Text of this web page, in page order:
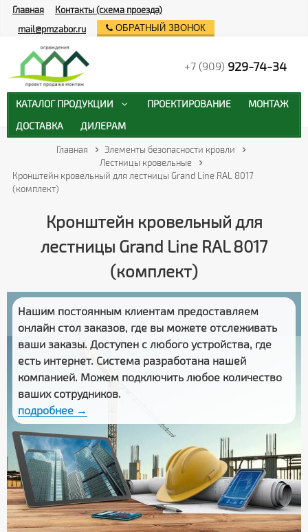
Главная
Элементы безопасности кровли
Лестницы кровельные
Кронштейн кровельный для лестницы Grand Line RAL 8017
(комплект)
Кронштейн кровельный для
лестницы Grand Line RAL 8017
(комплект)
Нашим постоянным клиентам предоставляем
онлайн стол заказов, где вы можете отслеживать
ваши заказы. Доступен с любого устройства, где
есть интернет. Система разработана нашей
компанией. Можем подключить любое количество
ваших сотрудников.
подробнее →
Главная
Контакты (схема проезда)
mail@pmzabor.ru
ОБРАТНЫЙ ЗВОНОК
+7 (909) 929-74-34
КАТАЛОГ ПРОДУКЦИИ ПРОЕКТИРОВАНИЕ
МОНТАЖ
ДОСТАВКА
ДИЛЕРАМ